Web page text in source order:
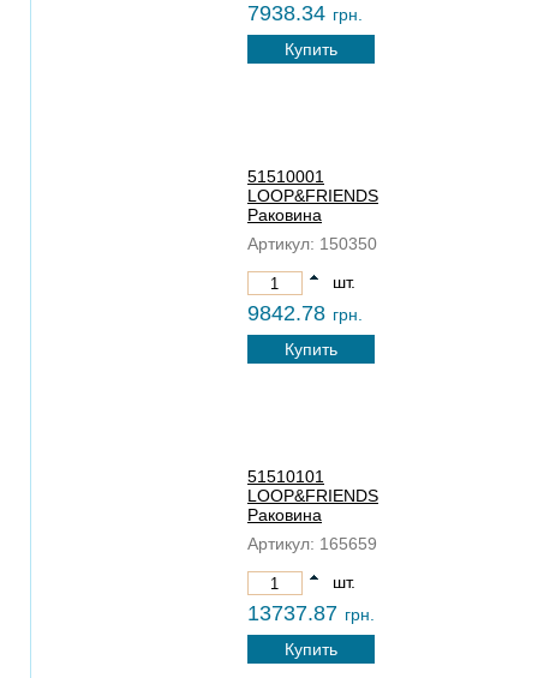
7938.34 грн.
Купить
51510001
LOOP&FRIENDS
Раковина
Артикул: 150350
шт.
9842.78 грн.
Купить
51510101
LOOP&FRIENDS
Раковина
Артикул: 165659
шт.
13737.87 грн.
Купить